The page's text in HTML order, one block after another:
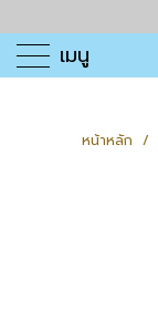
เมนู
หน้าหลัก /